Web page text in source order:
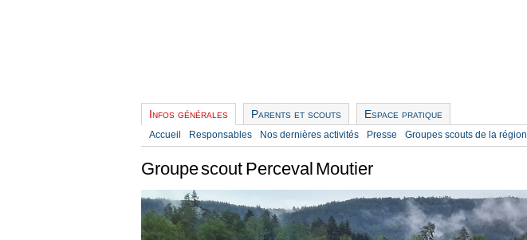
Infos générales Parents et scouts Espace pratique
Accueil Responsables Nos dernières activités Presse Groupes scouts de la région
Groupe scout Perceval Moutier